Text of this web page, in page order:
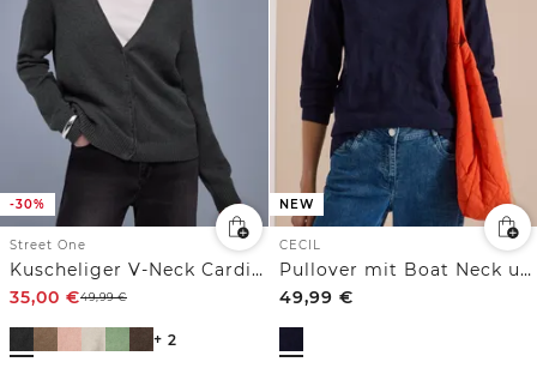
-30%
Street One
Kuscheliger V-Neck Cardigan
35,00 €49,99€
+ 2
NEW
CECIL
Pullover mit Boat Neck und Struktur
49,99 €